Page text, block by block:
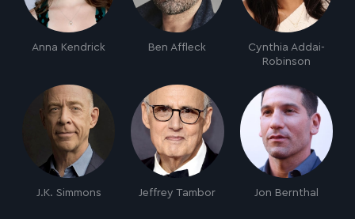
Anna Kendrick Ben Affleck
Cynthia Addai-
Robinson
J.K. Simmons Jeffrey Tambor Jon Bernthal